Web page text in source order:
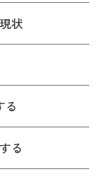
状
る
る